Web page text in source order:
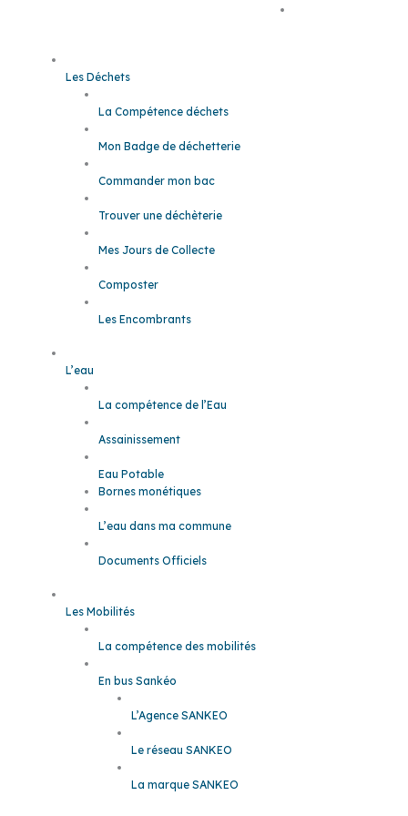
Les Déchets
La Compétence déchets
Mon Badge de déchetterie
Commander mon bac
Trouver une déchèterie
Mes Jours de Collecte
Composter
Les Encombrants
L’eau
La compétence de l’Eau
Assainissement
Eau Potable
Bornes monétiques
L’eau dans ma commune
Documents Officiels
Les Mobilités
La compétence des mobilités
En bus Sankéo
L’Agence SANKEO
Le réseau SANKEO
La marque SANKEO